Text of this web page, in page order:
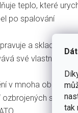
tak
teplo, které
po spalování
a skladuje
své vlastnosti po
v mnoha
sil a